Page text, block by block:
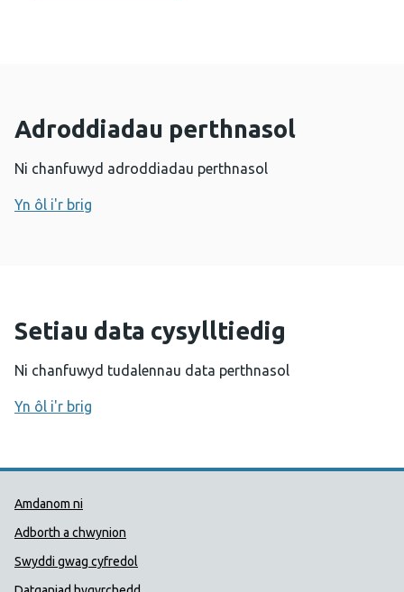
Adroddiadau perthnasol
Ni chanfuwyd adroddiadau perthnasol
Yn ôl i'r brig
Setiau data cysylltiedig
Ni chanfuwyd tudalennau data perthnasol
Yn ôl i'r brig
Dolenni Cymorth Iechyd
Amdanom ni
Adborth a chwynion
Swyddi gwag cyfredol